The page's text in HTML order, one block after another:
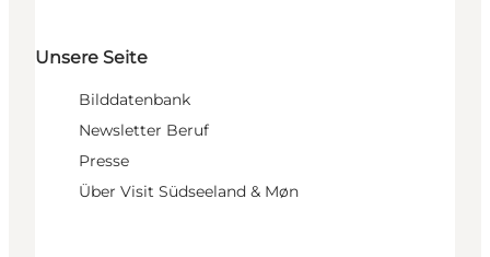
Unsere Seite
Bilddatenbank
Newsletter Beruf
Presse
Über Visit Südseeland & Møn